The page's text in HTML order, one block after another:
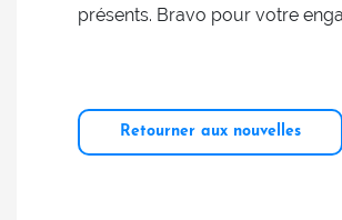
présents. Bravo pour votre
Retourner aux nouvelles